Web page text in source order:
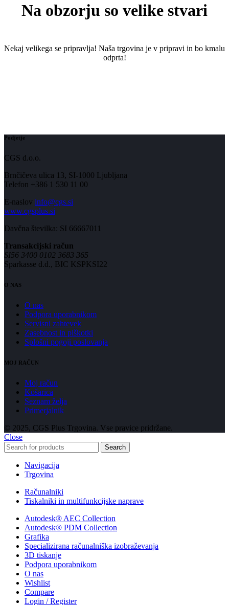
Na obzorju so velike stvari
Nekaj ​​velikega se pripravlja! Naša trgovina je v pripravi in ​​bo kmalu
odprta!
Podjetje
CGS d.o.o.
Brnčičeva ulica 13, SI-1000 Ljubljana
Telefon +386 1 530 11 00
E-naslov info@cgs.si
www.cgsplus.si
Davčna številka: SI 66667011
Transakcijski račun
SI56 3400 0102 3683 365
Sparkasse d.d., BIC KSPKSI22
O NAS
O nas
Podpora uporabnikom
Servisni zahtevek
Zasebnost in piškotki
Splošni pogoji poslovanja
MOJ RAČUN
Moj račun
Košarica
Seznam želja
Primerjalnik
© 2025, CGS Plus Trgovina. Vse pravice pridržane.
Close
Search
Navigacija
Trgovina
Računalniki
Tiskalniki in multifunkcijske naprave
Autodesk® AEC Collection
Autodesk® PDM Collection
Grafika
Specializirana računalniška izobraževanja
3D tiskanje
Podpora uporabnikom
O nas
Wishlist
Compare
Login / Register